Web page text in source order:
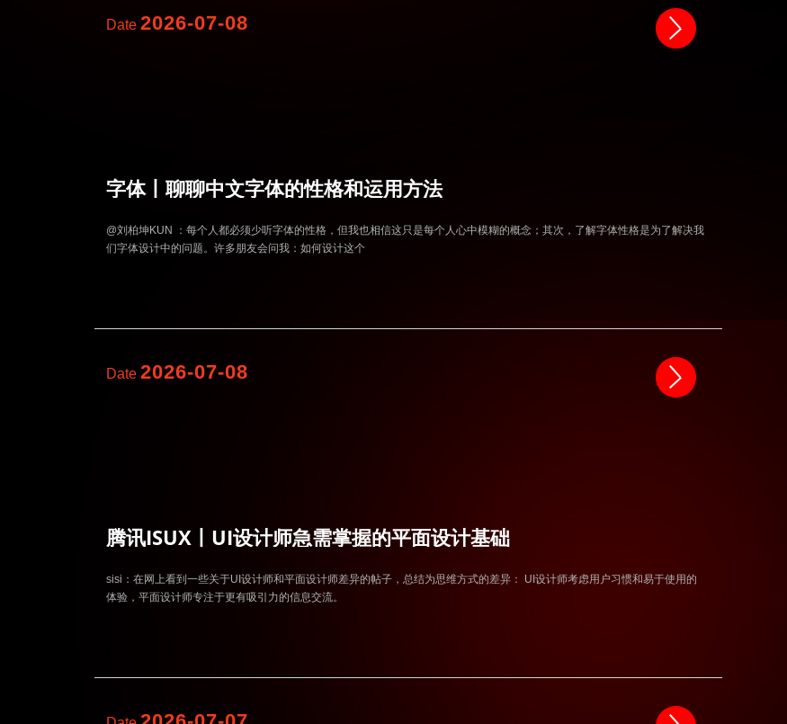
Date2026-07-08
字体丨聊聊中文字体的性格和运用方法
@刘柏坤KUN ：每个人都必须少听字体的性格，但我也相信这只是每个人心中模糊的概念；其次，了解字体性格是为了解决我
们字体设计中的问题。许多朋友会问我：如何设计这个
Date2026-07-08
腾讯ISUX丨UI设计师急需掌握的平面设计基础
sisi：在网上看到一些关于UI设计师和平面设计师差异的帖子，总结为思维方式的差异： UI设计师考虑用户习惯和易于使用的
体验，平面设计师专注于更有吸引力的信息交流。